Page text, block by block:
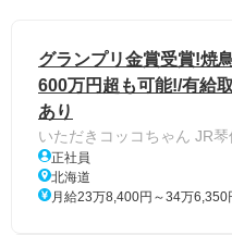
グランプリ金賞受賞!焼
600万円超も可能!/有給
あり
いただきコッコちゃん JR
正社員
北海道
月給23万8,400円～34万6,350